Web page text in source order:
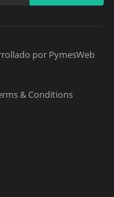
por PymesWeb
& Conditions